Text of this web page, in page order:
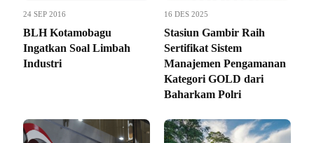
24 SEP 2016
BLH Kotamobagu
Ingatkan Soal Limbah
Industri
16 DES 2025
Stasiun Gambir Raih
Sertifikat Sistem
Manajemen Pengamanan
Kategori GOLD dari
Baharkam Polri